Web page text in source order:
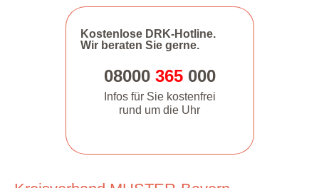
Kostenlose DRK-Hotline.
Wir beraten Sie gerne.
08000 365000
Infos für Sie kostenfrei
rund um die Uhr